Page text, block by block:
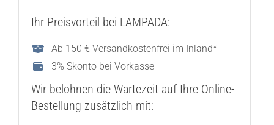
Ihr Preisvorteil bei LAMPADA:
Ab 150 € Versandkostenfrei im Inland*
3% Skonto bei Vorkasse
Wir belohnen die Wartezeit auf Ihre Online-
Bestellung zusätzlich mit: